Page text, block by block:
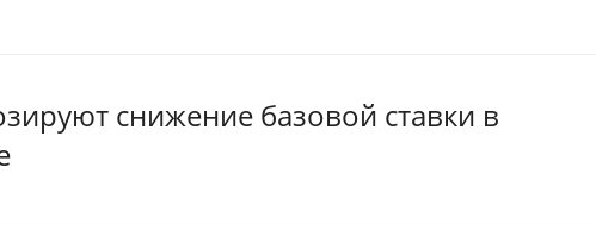
снижение базовой ставки в